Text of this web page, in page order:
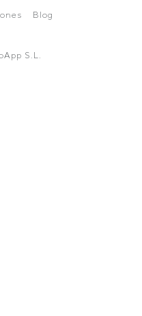
Blog
S.L.